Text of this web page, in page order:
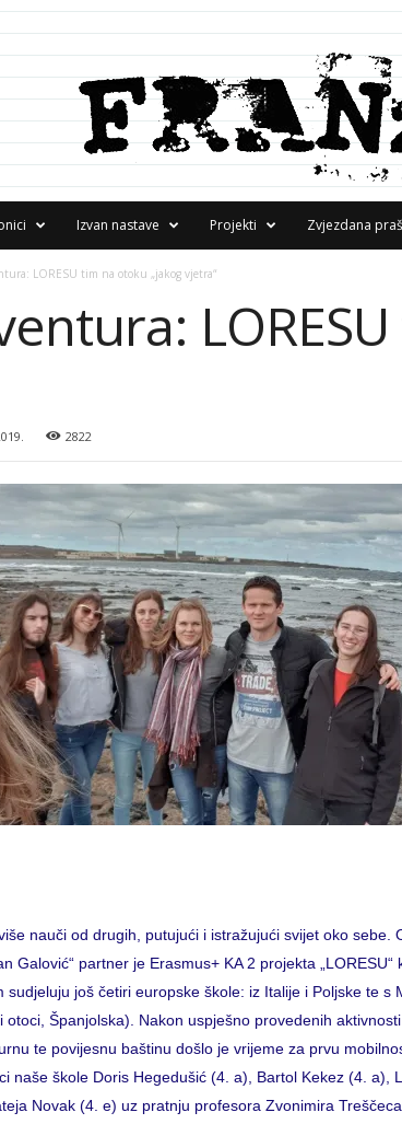
Izvan nastave Projekti Zvjezdana
LORESU tim na otoku „jakog vjetra“
2822
nauči od drugih, putujući i istražujući svijet oko sebe.
Galović“ partner je Erasmus+ KA 2 projekta „LORESU“
sudjeluju još četiri europske škole: iz Italije i Poljske te s
otoci, Španjolska). Nakon uspješno provedenih
te povijesnu baštinu došlo je vrijeme za prvu
naše škole Doris Hegedušić (4. a), Bartol Kekez (4. a),
Novak (4. e) uz pratnju profesora Zvonimira